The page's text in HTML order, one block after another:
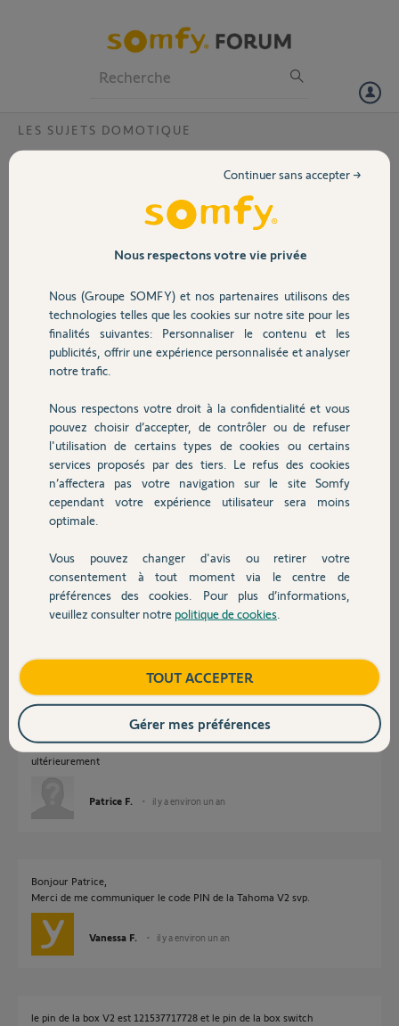
Volet
Sécurité
Domotique
Chauffage
Autres produits
Devis avec un pro
Contact
LES SUJETS DOMOTIQUE
Nouvelle application Tahoma?
Je suis passé depuis quelques mois sur la nouvelle application Tahoma
J'ai une box V2 dans ma résidence secondaire et une box switch dans
accéder à la box V2
Situation qui est venue après un changement de code
Merci pour votre aide
Participer au fil de discussion
Réponses
Bonjour Patrice
Si vous parlez de l'accès WEB avec un PC, avec la migration sur
l'application Tahoma By Somfy cette possibilité est supprimée.
Vous devez utiliser le Smartphone.
Merci pour votre réponse mais je suis sur mon iPhone , il m'est indiqué
depuis ce matin une erreur s'est produite veuillez réessayer
ultérieurement
Patrice F. il y a environ un an
Bonjour Patrice,
Merci de me communiquer le code PIN de la Tahoma V2 svp.
Vanessa F. il y a environ un an
le pin de la box V2 est 121537717728 et le pin de la box switch
Nous respectons votre vie privée
Nous (Groupe SOMFY) et nos partenaires utilisons des
technologies telles que les cookies sur notre site pour les
finalités suivantes: Personnaliser le contenu et les
publicités, offrir une expérience personnalisée et analyser
notre trafic.
Nous respectons votre droit à la confidentialité et vous
pouvez choisir d’accepter, de contrôler ou de refuser
l'utilisation de certains types de cookies ou certains
services proposés par des tiers. Le refus des cookies
n’affectera pas votre navigation sur le site Somfy
cependant votre expérience utilisateur sera moins
optimale.
Vous pouvez changer d'avis ou retirer votre
consentement à tout moment via le centre de
préférences des cookies. Pour plus d’informations,
veuillez consulter notre politique de cookies
Continuer sans accepter →
TOUT ACCEPTER
Gérer mes préférences